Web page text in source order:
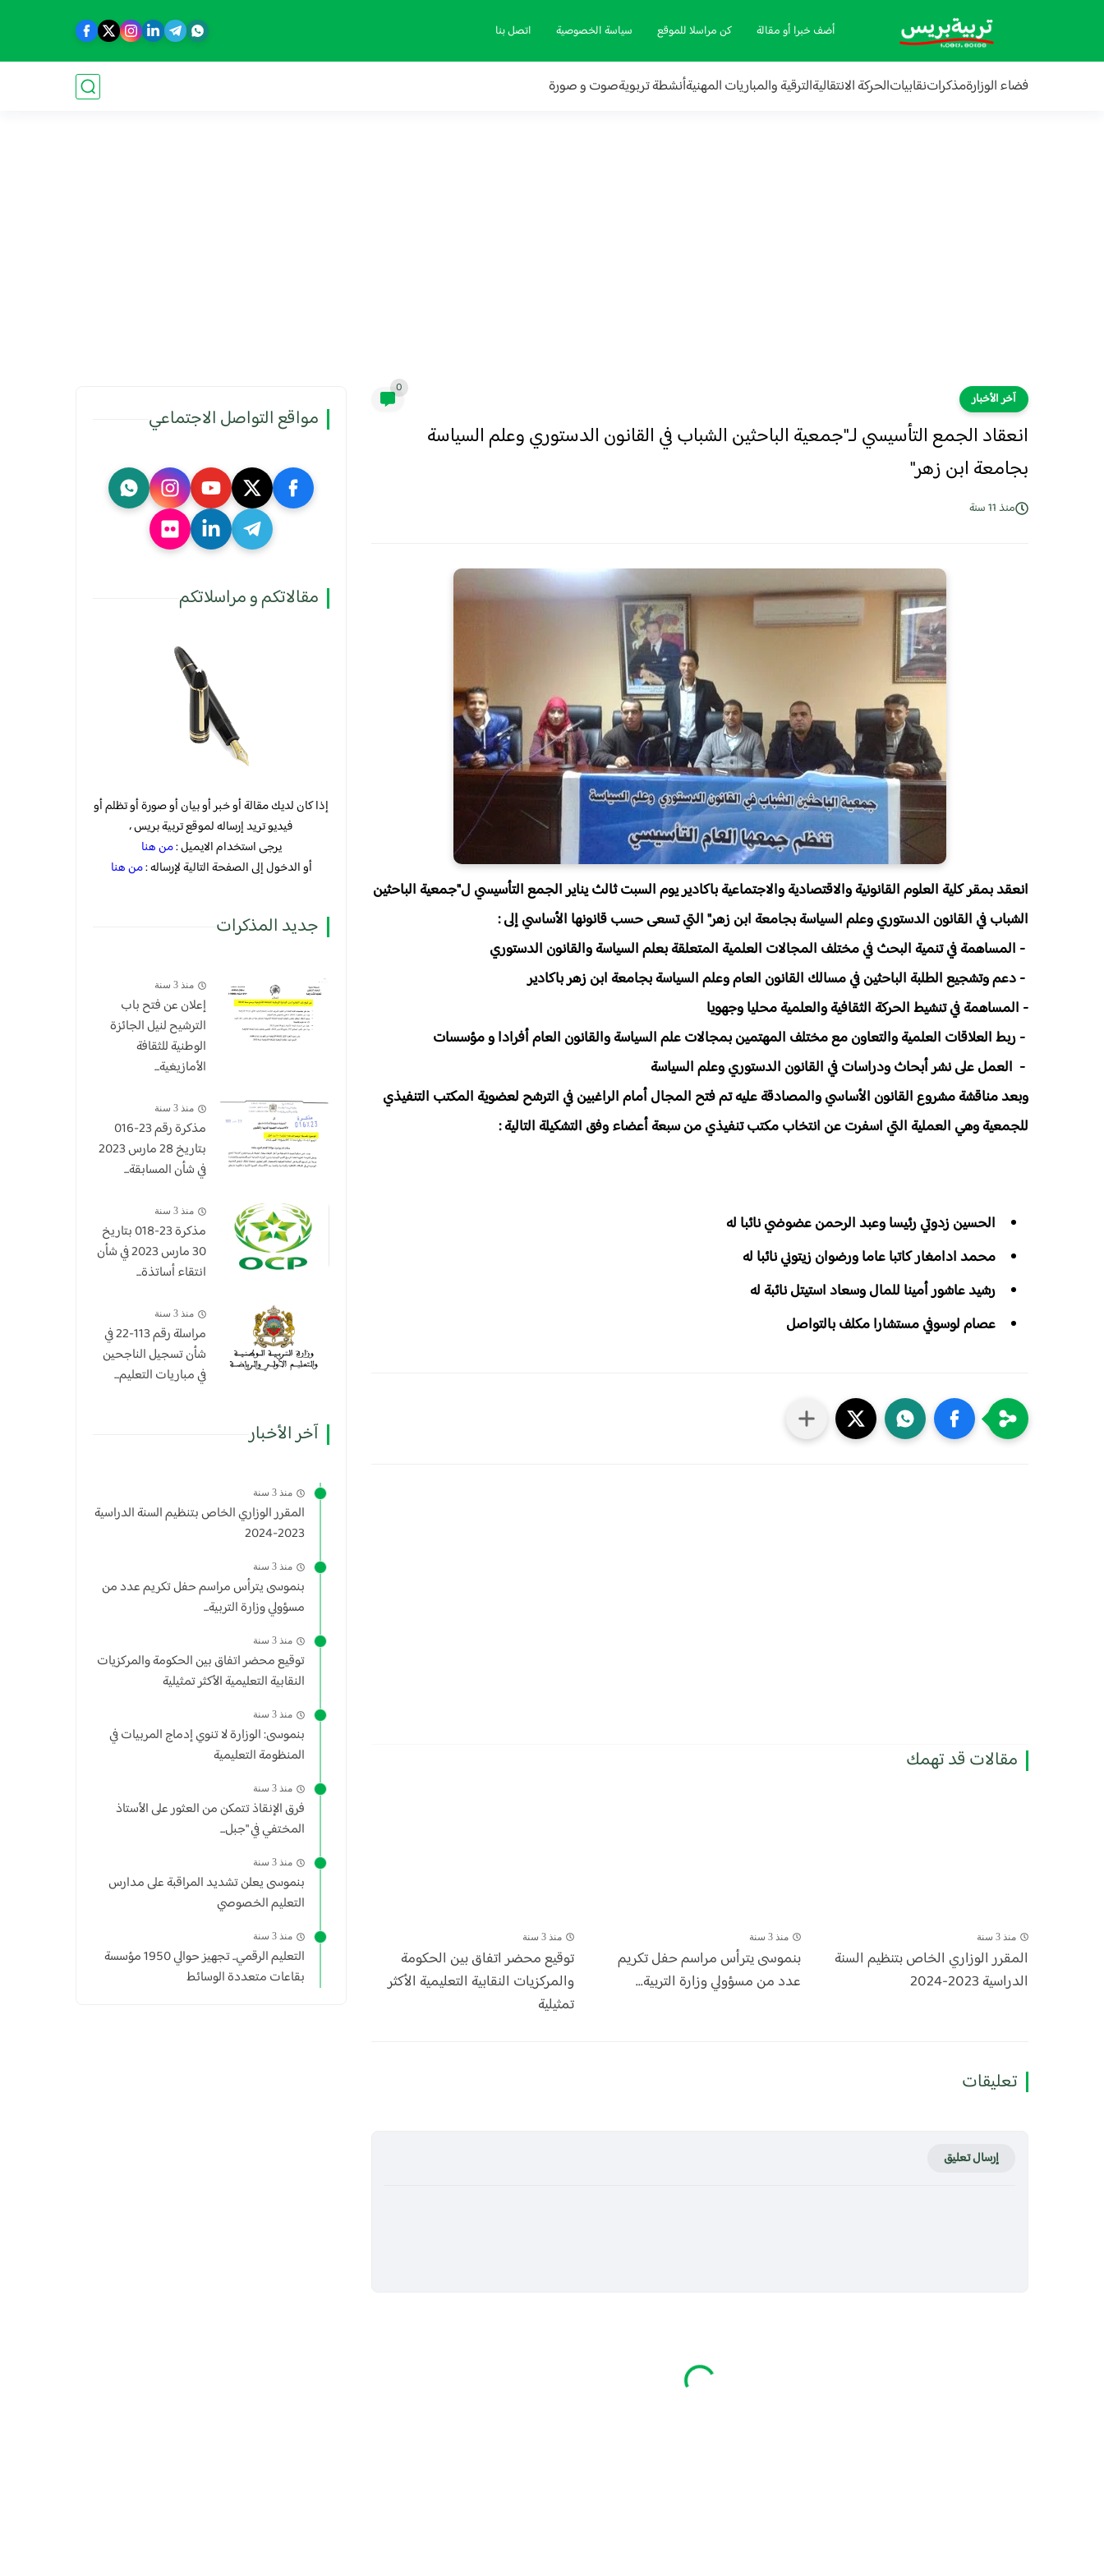
أضف خبرا أو مقالة كن مراسلا للموقع سياسة الخصوصية اتصل بنا
فضاء الوزارةمذكراتنقابياتالحركة الانتقاليةالترقية والمباريات المهنيةأنشطة تربويةصوت و صورة
آخر الأخبار
0
انعقاد الجمع التأسيسي لـ"جمعية الباحثين الشباب في القانون الدستوري وعلم السياسة
بجامعة ابن زهر"
منذ 11 سنة
انعقد بمقر كلية العلوم القانونية والاقتصادية والاجتماعية باكادير يوم السبت ثالث يناير الجمع التأسيسي ل"جمعية الباحثين
الشباب في القانون الدستوري وعلم السياسة بجامعة ابن زهر" التي تسعى حسب قانونها الأساسي إلى :
- المساهمة في تنمية البحث في مختلف المجالات العلمية المتعلقة بعلم السياسة والقانون الدستوري
- دعم وتشجيع الطلبة الباحثين في مسالك القانون العام وعلم السياسة بجامعة ابن زهر باكادير
- المساهمة في تنشيط الحركة الثقافية والعلمية محليا وجهويا
- ربط العلاقات العلمية والتعاون مع مختلف المهتمين بمجالات علم السياسة والقانون العام أفرادا و مؤسسات
- العمل على نشر أبحاث ودراسات في القانون الدستوري وعلم السياسة
وبعد مناقشة مشروع القانون الأساسي والمصادقة عليه تم فتح المجال أمام الراغبين في الترشح لعضوية المكتب التنفيذي
للجمعية وهي العملية التي اسفرت عن انتخاب مكتب تنفيذي من سبعة أعضاء وفق التشكيلة التالية :
الحسين زدوتي رئيسا وعبد الرحمن عضوضي نائبا له
محمد ادامغار كاتبا عاما ورضوان زيتوني نائبا له
رشيد عاشور أمينا للمال وسعاد استيتل نائبة له
عصام لوسوفي مستشارا مكلف بالتواصل
مقالات قد تهمك
منذ 3 سنة
المقرر الوزاري الخاص بتنظيم السنة
الدراسية 2023-2024
منذ 3 سنة
بنموسى يترأس مراسم حفل تكريم
عدد من مسؤولي وزارة التربية...
منذ 3 سنة
توقيع محضر اتفاق بين الحكومة
والمركزيات النقابية التعليمية الأكثر
تمثيلية
تعليقات
إرسال تعليق
مواقع التواصل الاجتماعي
مقالاتكم و مراسلاتكم
إذا كان لديك مقالة أو خبر أو بيان أو صورة أو تظلم أو
فيديو تريد إرساله لموقع تربية بريس ،
يرجى استخدام الايميل :من هنا
أو الدخول إلى الصفحة التالية لإرساله :من هنا
جديد المذكرات
منذ 3 سنة
إعلان عن فتح باب
الترشيح لنيل الجائزة
الوطنية للثقافة
الأمازيغية...
منذ 3 سنة
مذكرة رقم 23-016
بتاريخ 28 مارس 2023
في شأن المسابقة...
منذ 3 سنة
​مذكرة 23-018 بتاريخ
30 مارس 2023 في شأن
انتقاء أساتذة...
منذ 3 سنة
مراسلة رقم 113-22 في
شأن تسجيل الناجحين
في مباريات التعليم...
آخر الأخبار
منذ 3 سنة
المقرر الوزاري الخاص بتنظيم السنة الدراسية
2023-2024
منذ 3 سنة
بنموسى يترأس مراسم حفل تكريم عدد من
مسؤولي وزارة التربية...
منذ 3 سنة
توقيع محضر اتفاق بين الحكومة والمركزيات
النقابية التعليمية الأكثر تمثيلية
منذ 3 سنة
بنموسى: الوزارة لا تنوي إدماج المربيات في
المنظومة التعليمية
منذ 3 سنة
فرق الإنقاذ تتمكن من العثور على الأستاذ
المختفي في "جبل...
منذ 3 سنة
بنموسى يعلن تشديد المراقبة على مدارس
التعليم الخصوصي
منذ 3 سنة
التعليم الرقمي.. تجهيز حوالي 1950 مؤسسة
بقاعات متعددة الوسائط